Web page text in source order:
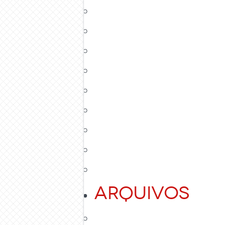
Arquivos